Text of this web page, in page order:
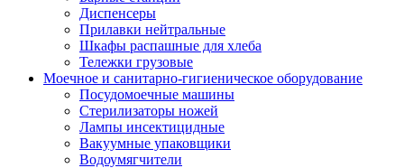
Диспенсеры
Прилавки нейтральные
Шкафы распашные для хлеба
Тележки грузовые
Моечное и санитарно-гигиеническое оборудование
Посудомоечные машины
Стерилизаторы ножей
Лампы инсектицидные
Вакуумные упаковщики
Водоумягчители